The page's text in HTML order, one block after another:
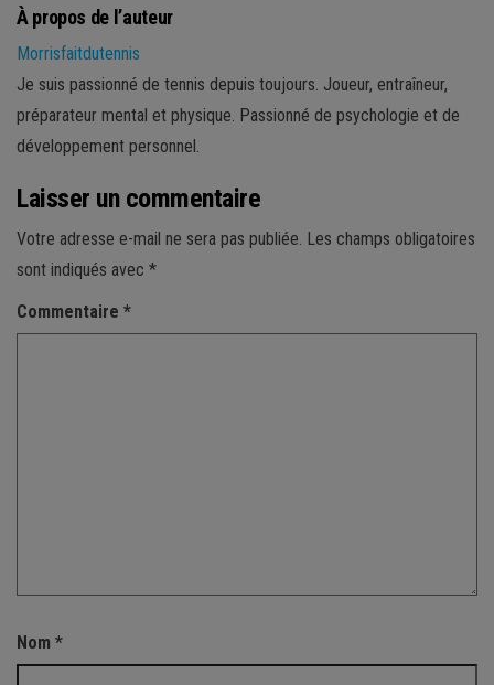
À propos de l’auteur
Morrisfaitdutennis
Je suis passionné de tennis depuis toujours. Joueur, entraîneur,
préparateur mental et physique. Passionné de psychologie et de
développement personnel.
Laisser un commentaire
Votre adresse e-mail ne sera pas publiée. Les champs obligatoires
sont indiqués avec *
Commentaire *
Nom *